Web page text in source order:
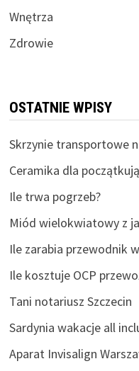
Wnętrza
Zdrowie
OSTATNIE WPISY
Skrzynie transportowe
Ceramika dla
Ile trwa pogrzeb?
Miód wielokwiatowy z
Ile zarabia przewodnik
Ile kosztuje OCP
Tani notariusz Szczecin
Sardynia wakacje all
Aparat Invisalign